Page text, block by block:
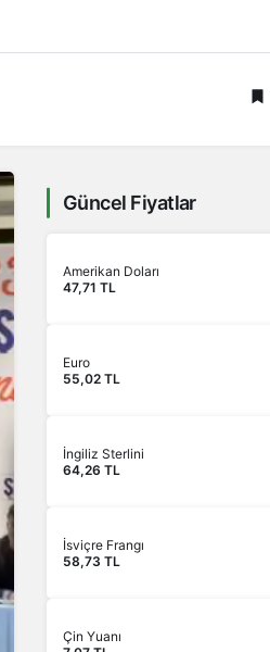
Güncel Fiyatlar
Amerikan Doları
47,71 TL
Euro
55,02 TL
İngiliz Sterlini
64,26 TL
İsviçre Frangı
58,73 TL
Çin Yuanı